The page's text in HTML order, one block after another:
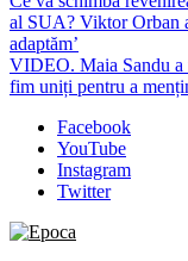
al SUA? Viktor Orban
adaptăm’
VIDEO. Maia Sandu a
fim uniți pentru a
Facebook
YouTube
Instagram
Twitter